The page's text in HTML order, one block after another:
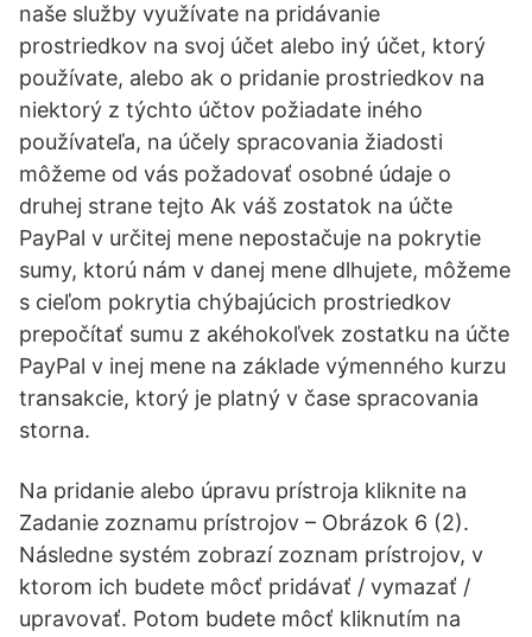
naše služby využívate na pridávanie
prostriedkov na svoj účet alebo iný účet, ktorý
používate, alebo ak o pridanie prostriedkov na
niektorý z týchto účtov požiadate iného
používateľa, na účely spracovania žiadosti
môžeme od vás požadovať osobné údaje o
druhej strane tejto Ak váš zostatok na účte
PayPal v určitej mene nepostačuje na pokrytie
sumy, ktorú nám v danej mene dlhujete, môžeme
s cieľom pokrytia chýbajúcich prostriedkov
prepočítať sumu z akéhokoľvek zostatku na účte
PayPal v inej mene na základe výmenného kurzu
transakcie, ktorý je platný v čase spracovania
storna.
Na pridanie alebo úpravu prístroja kliknite na
Zadanie zoznamu prístrojov – Obrázok 6 (2).
Následne systém zobrazí zoznam prístrojov, v
ktorom ich budete môcť pridávať / vymazať /
upravovať. Potom budete môcť kliknutím na